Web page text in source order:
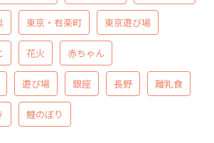
東京・有楽町 東京遊び場
花火 赤ちゃん
遊び場 銀座 長野 離乳食
鯉のぼり